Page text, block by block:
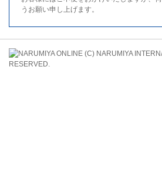
うお願い申し上げます。